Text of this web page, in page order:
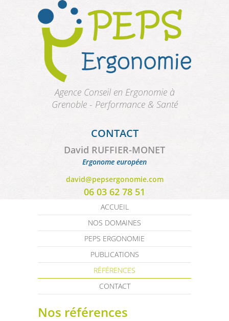
Aller au contenu principal
Agence Conseil en Ergonomie à
Grenoble - Performance & Santé
CONTACT
David RUFFIER-MONET
Ergonome européen
david@pepsergonomie.com
06 03 62 78 51
ACCUEIL
NOS DOMAINES
PEPS ERGONOMIE
PUBLICATIONS
RÉFÉRENCES
CONTACT
Nos références